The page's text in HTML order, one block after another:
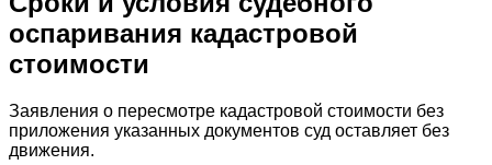
оспаривания кадастровой
стоимости
Заявления о пересмотре кадастровой стоимости без
приложения указанных документов суд оставляет без
движения.